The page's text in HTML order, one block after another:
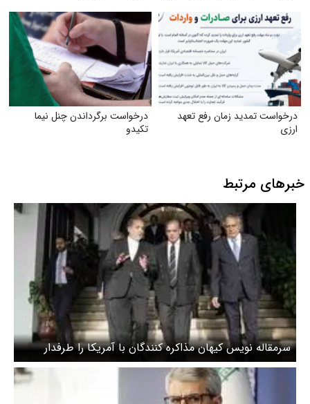
درخواست تمدید زمان رفع تعهد
ارزی
درخواست برگرداندن چنل نیما
تکیدو
خبرهای مرتبط
سرمقاله نویس کیهان مذاکره کنندگان با آمریکا را طرفدار
«پذیرش سلطه بدون مقاومت» دانست